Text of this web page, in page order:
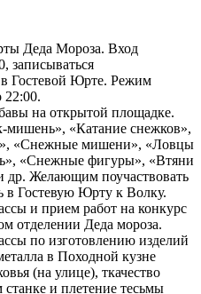
Деда Мороза. Вход
записываться
Гостевой Юрте. Режим
22:00.
на открытой площадке.
мишень», «Катание снежков»,
«Снежные мишени», «Ловцы
«Снежные фигуры», «Втяни
др. Желающим поучаствовать
в Гостевую Юрту к Волку.
и прием работ на конкурс
отделении Деда мороза.
по изготовлению изделий
в Походной кузне
(на улице), ткачество
и плетение тесьмы